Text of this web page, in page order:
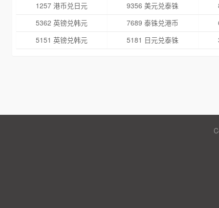
1257 港币兑日元
9356 美元兑泰铢
5362 英镑兑韩元
7689 泰铢兑港币
5151 英镑兑韩元
5181 日元兑泰铢